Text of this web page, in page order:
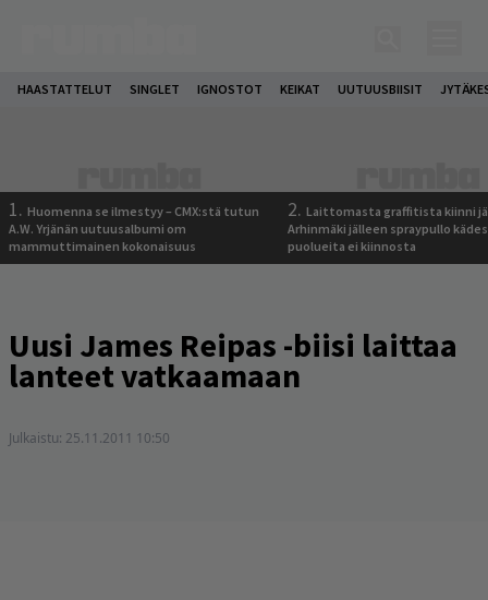
HAASTATTELUT SINGLET IGNOSTOT KEIKAT UUTUUSBIISIT
1. Huomenna se ilmestyy – CMX:stä tutun
A.W. Yrjänän uutuusalbumi om
mammuttimainen kokonaisuus
2. Laittomasta graffitista kiinni
Arhinmäki jälleen spraypullo
puolueita ei kiinnosta
Uusi James Reipas -biisi laittaa
lanteet vatkaamaan
Julkaistu: 25.11.2011 10:50